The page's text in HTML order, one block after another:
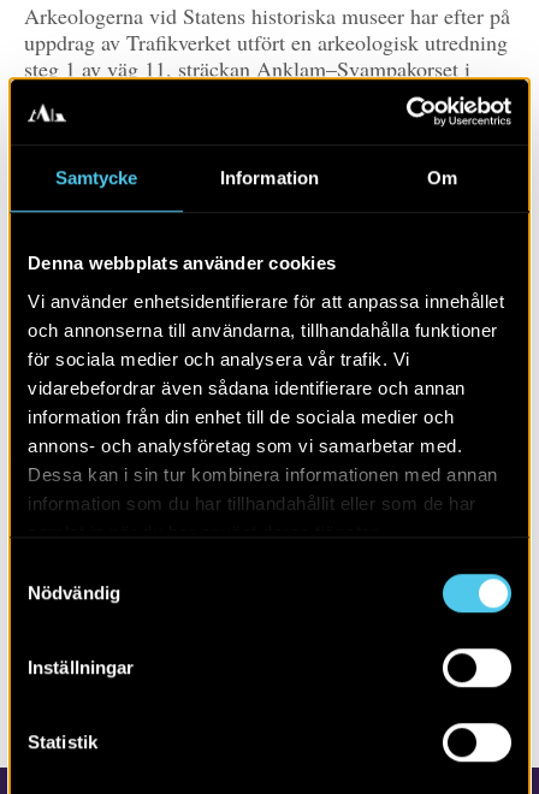
Samtycke Information Om
Denna webbplats använder cookies
Vi använder enhetsidentifierare för att anpassa innehållet
och annonserna till användarna, tillhandahålla funktioner
för sociala medier och analysera vår trafik. Vi
vidarebefordrar även sådana identifierare och annan
information från din enhet till de sociala medier och
annons- och analysföretag som vi samarbetar med.
Dessa kan i sin tur kombinera informationen med annan
information som du har tillhandahållit eller som de har
Nödvändig
Inställningar
Statistik
Arkeologerna vid Statens historiska museer har efter på
uppdrag av Trafikverket utfört en arkeologisk utredning
steg 1 av väg 11, sträckan Anklam–Svampakorset i
Utredningen omfattar genomgång och analys av
arkivmaterial samt en inventering i fält. Bland de
kulturmiljöer som berörs framstår Sjöbo ora i väster
I händelse av exploatering föreslås fortsatta åtgärder på
totalt åtta sedan tidigare registrerade forn- och
kulturlämningar utmed sträckan och på tio nya platser
där under mark dolda fornlämningar kan komma att
beröras av vägarbetet.
LÄS MER OM:
PUBLIKATION RAPPORTER SKÅNE
DELA SIDAN